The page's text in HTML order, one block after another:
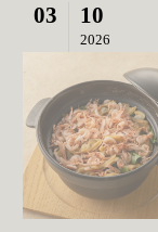
03 10
2026